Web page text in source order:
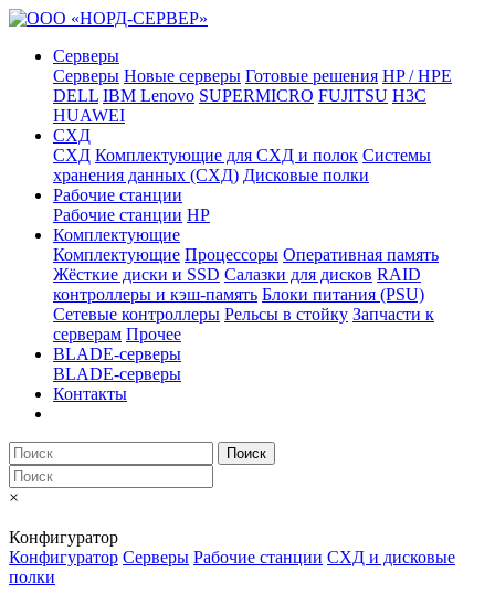
Серверы
Серверы Новые серверы Готовые решения HP / HPE
DELL IBM Lenovo SUPERMICRO FUJITSU H3C
HUAWEI
СХД
СХД Комплектующие для СХД и полок Системы
хранения данных (СХД) Дисковые полки
Рабочие станции
Рабочие станции HP
Комплектующие
Комплектующие Процессоры Оперативная память
Жёсткие диски и SSD Салазки для дисков RAID
контроллеры и кэш-память Блоки питания (PSU)
Сетевые контроллеры Рельсы в стойку Запчасти к
серверам Прочее
BLADE-серверы
BLADE-серверы
Контакты
Поиск
×
Конфигуратор
Конфигуратор Серверы Рабочие станции СХД и дисковые
полки